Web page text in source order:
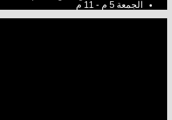
الجمعة 5 م - 11 م